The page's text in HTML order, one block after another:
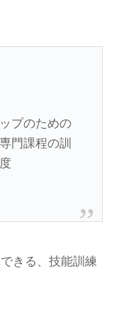
プのための
門課程の訓
きる、技能訓練